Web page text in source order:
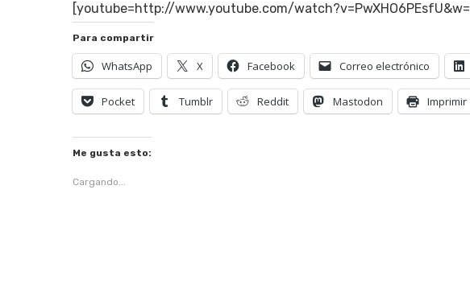
[youtube=http://www.youtube.com/
Para compartir
WhatsApp X Facebook Correo electrónico
Pocket Tumblr Reddit Mastodon Imprimir
Me gusta esto:
Cargando...